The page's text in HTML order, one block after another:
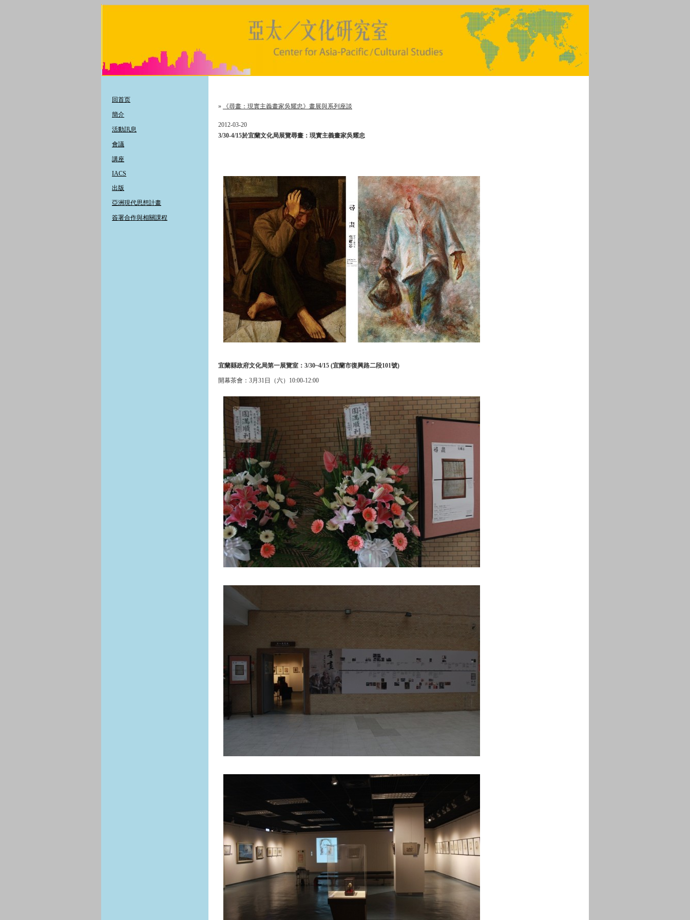
回首页
簡介
活動訊息
會議
講座
IACS
出版
亞洲現代思想計畫
簽署合作與相關課程
» 《尋畫：現實主義畫家吳耀忠》畫展與系列座談
2012-03-20
3/30-4/15於​宜蘭文化局展覽尋畫：​現實主義畫家吳耀忠
宜蘭縣政府文化局第一展覽室：3/30~4/15 (宜蘭市復興路二段101號)
開幕茶會：3月31日（六）10:00-12:00